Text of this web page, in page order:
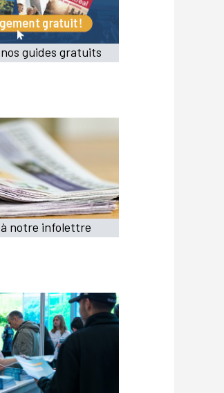
guides gratuits
notre infolettre